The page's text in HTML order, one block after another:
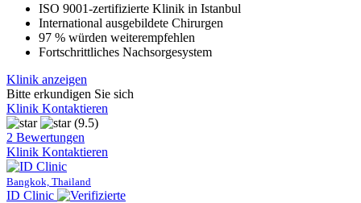
ISO 9001-zertifizierte Klinik in Istanbul
International ausgebildete Chirurgen
97 % würden weiterempfehlen
Fortschrittliches Nachsorgesystem
Klinik anzeigen
Bitte erkundigen Sie sich
Klinik Kontaktieren
(9.5)
2 Bewertungen
Klinik Kontaktieren
Bangkok, Thailand
ID Clinic